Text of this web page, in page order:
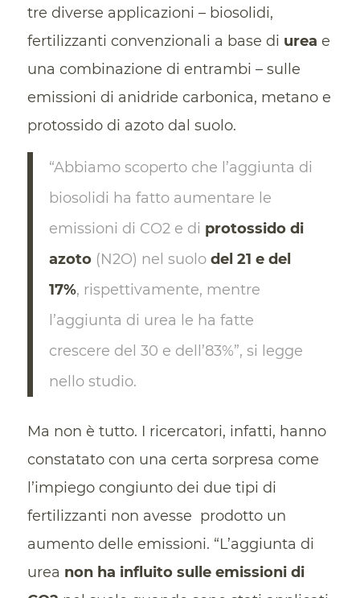
tre diverse applicazioni – biosolidi,
fertilizzanti convenzionali a base di urea e
una combinazione di entrambi – sulle
emissioni di anidride carbonica, metano e
protossido di azoto dal suolo.
“Abbiamo scoperto che l’aggiunta di
biosolidi ha fatto aumentare le
emissioni di CO2 e di protossido di
azoto(N2O) nel suolo del 21 e del
17%, rispettivamente, mentre
l’aggiunta di urea le ha fatte
crescere del 30 e dell’83%”, si legge
nello studio.
Ma non è tutto. I ricercatori, infatti, hanno
constatato con una certa sorpresa come
l’impiego congiunto dei due tipi di
fertilizzanti non avesse prodotto un
aumento delle emissioni. “L’aggiunta di
urea non ha influito sulle emissioni di